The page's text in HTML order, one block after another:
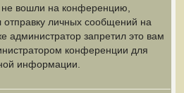
не вошли на конференцию,
отправку личных сообщений на
администратор запретил это вам
конференции для
информации.